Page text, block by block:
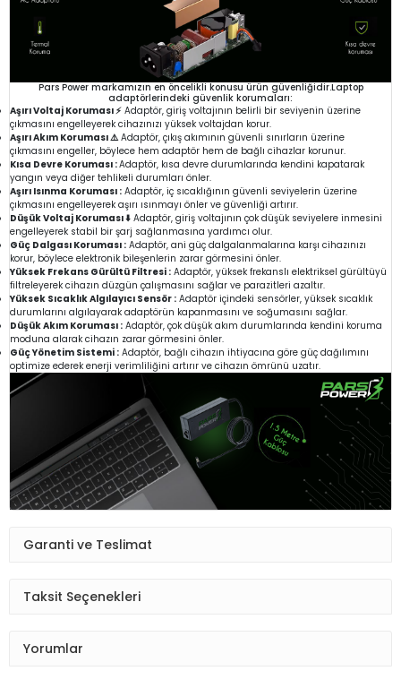
Pars Power markamızın en öncelikli konusu ürün güvenliğidir.Laptop
adaptörlerindeki güvenlik korumaları:
Aşırı Voltaj Koruması ⚡ Adaptör, giriş voltajının belirli bir seviyenin üzerine
çıkmasını engelleyerek cihazınızı yüksek voltajdan korur.
Aşırı Akım Koruması ⚠️Adaptör, çıkış akımının güvenli sınırların üzerine
çıkmasını engeller, böylece hem adaptör hem de bağlı cihazlar korunur.
Kısa Devre Koruması :Adaptör, kısa devre durumlarında kendini kapatarak
yangın veya diğer tehlikeli durumları önler.
Aşırı Isınma Koruması : Adaptör, iç sıcaklığının güvenli seviyelerin üzerine
çıkmasını engelleyerek aşırı ısınmayı önler ve güvenliği artırır.
Düşük Voltaj Koruması ⬇️ Adaptör, giriş voltajının çok düşük seviyelere inmesini
engelleyerek stabil bir şarj sağlanmasına yardımcı olur.
Güç Dalgası Koruması : Adaptör, ani güç dalgalanmalarına karşı cihazınızı
korur, böylece elektronik bileşenlerin zarar görmesini önler.
Yüksek Frekans Gürültü Filtresi : Adaptör, yüksek frekanslı elektriksel gürültüyü
filtreleyerek cihazın düzgün çalışmasını sağlar ve parazitleri azaltır.
Yüksek Sıcaklık Algılayıcı Sensör : Adaptör içindeki sensörler, yüksek sıcaklık
durumlarını algılayarak adaptörün kapanmasını ve soğumasını sağlar.
Düşük Akım Koruması : Adaptör, çok düşük akım durumlarında kendini koruma
moduna alarak cihazın zarar görmesini önler.
Güç Yönetim Sistemi : Adaptör, bağlı cihazın ihtiyacına göre güç dağılımını
optimize ederek enerji verimliliğini artırır ve cihazın ömrünü uzatır.
Garanti ve Teslimat
Taksit Seçenekleri
Yorumlar